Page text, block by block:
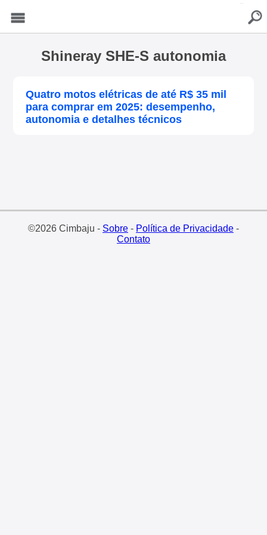
Shineray SHE-S autonomia
Quatro motos elétricas de até R$ 35 mil
para comprar em 2025: desempenho,
autonomia e detalhes técnicos
©2026 Cimbaju - Sobre- Política de Privacidade-
Contato